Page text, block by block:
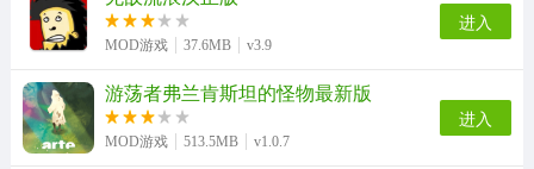
MOD游戏 37.6MB v3.9
进入
游荡者弗兰肯斯坦的怪物最新版
MOD游戏 513.5MB v1.0.7
进入